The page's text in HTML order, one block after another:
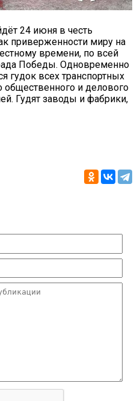
24 июня в честь
приверженности миру на
времени, по всей
Победы. Одновременно
гудок всех транспортных
общественного и делового
Гудят заводы и фабрики,